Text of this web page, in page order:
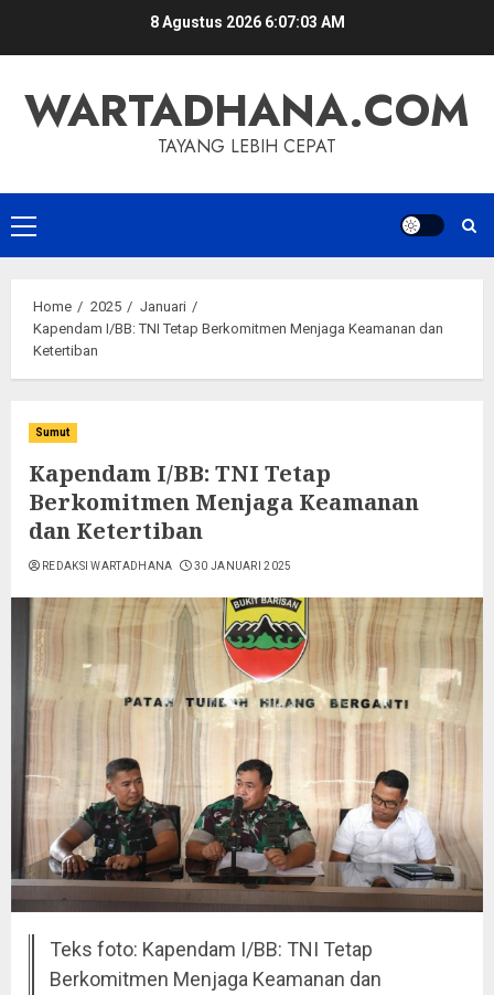
8 Agustus 2026 6:07:04 AM
WARTADHANA.COM
TAYANG LEBIH CEPAT
Primary
Menu
Home 2025
Januari
Kapendam I/BB: TNI Tetap Berkomitmen Menjaga Keamanan dan
Ketertiban
Sumut
Kapendam I/BB: TNI Tetap
Berkomitmen Menjaga Keamanan
dan Ketertiban
REDAKSI WARTADHANA 30 JANUARI 2025
Teks foto: Kapendam I/BB: TNI Tetap
Berkomitmen Menjaga Keamanan dan